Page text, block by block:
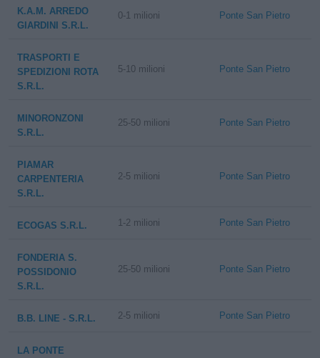
K.A.M. ARREDO
GIARDINI S.R.L.
0-1 milioni Ponte San Pietro
TRASPORTI E
SPEDIZIONI ROTA
S.R.L.
5-10 milioni Ponte San Pietro
MINORONZONI
S.R.L.
25-50 milioni Ponte San Pietro
PIAMAR
CARPENTERIA
S.R.L.
2-5 milioni Ponte San Pietro
ECOGAS S.R.L. 1-2 milioni Ponte San Pietro
FONDERIA S.
POSSIDONIO
S.R.L.
25-50 milioni Ponte San Pietro
B.B. LINE - S.R.L. 2-5 milioni Ponte San Pietro
LA PONTE